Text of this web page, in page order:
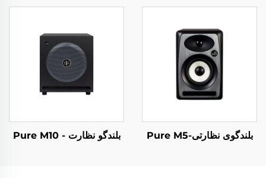
بلندگوی نظارتی-Pure M5 بلندگو نظارت - Pure M10